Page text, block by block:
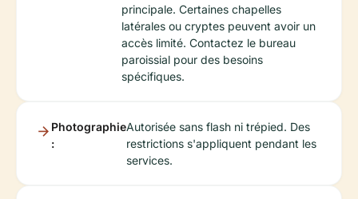
principale. Certaines chapelles
latérales ou cryptes peuvent avoir un
accès limité. Contactez le bureau
paroissial pour des besoins
spécifiques.
Photographie
:
Autorisée sans flash ni trépied. Des
restrictions s'appliquent pendant les
services.